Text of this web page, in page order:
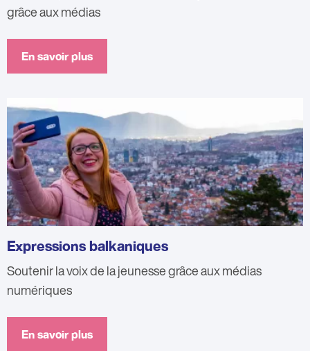
grâce aux médias
En savoir plus
Expressions balkaniques
Soutenir la voix de la jeunesse grâce aux médias
numériques
En savoir plus